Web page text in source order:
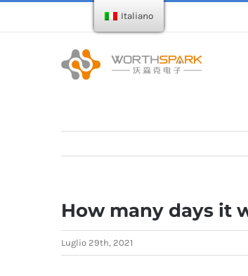
How many days it
Luglio 29th, 2021
Italiano